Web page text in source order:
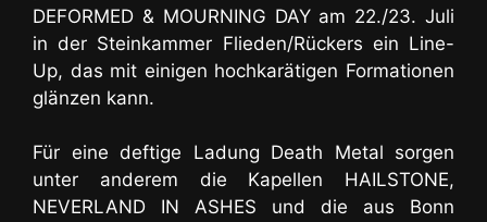
DEFORMED & MOURNING DAY am 22./23. Juli
in der Steinkammer Flieden/Rückers ein Line-
Up, das mit einigen hochkarätigen Formationen
glänzen kann.
Für eine deftige Ladung Death Metal sorgen
unter anderem die Kapellen HAILSTONE,
NEVERLAND IN ASHES und die aus Bonn